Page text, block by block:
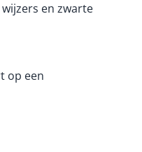
en zwarte
op een